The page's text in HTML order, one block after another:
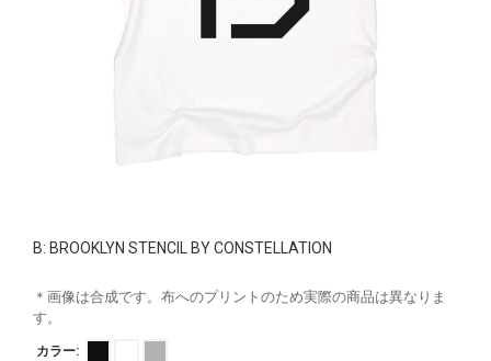
B: BROOKLYN STENCIL BY CONSTELLATION
＊画像は合成です。布へのプリントのため実際の商品は異なりま
す。
カラー: